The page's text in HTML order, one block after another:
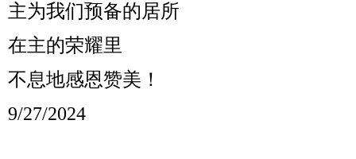
主为我们预备的居所
在主的荣耀里
不息地感恩赞美！
9/27/2024